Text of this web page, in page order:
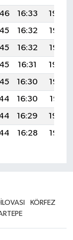
16:33
19:39
16:32
19:37
16:32
19:36
16:31
19:34
16:30
19:33
16:30
19:31
16:29
19:30
16:28 19:28
KÖRFEZ